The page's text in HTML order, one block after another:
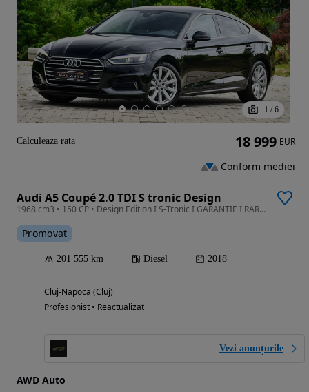
1 / 6
Audi A5 Coupé 2.0 TDI S tronic Design
1968 cm3 • 150 CP • Design Edition I S-Tronic I GARANTIE I RAR I REVIZIE I Rate I Nr rosii
Promovat
201 555 km Diesel 2018
Cluj-Napoca (Cluj)
Profesionist • Reactualizat
Vezi anunțurile
AWD Auto
18 999 EUR
Conform mediei
Calculeaza rata